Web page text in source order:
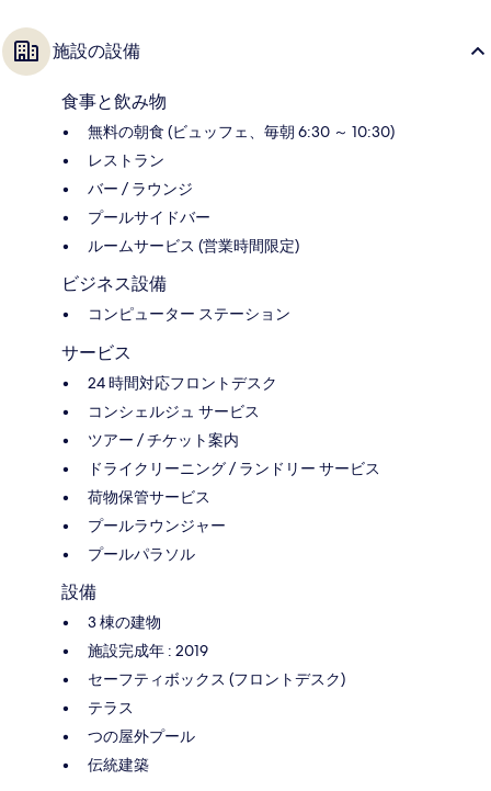
施設の設備
食事と飲み物
無料の朝食 (ビュッフェ、毎朝 6:30 ～ 10:30)
レストラン
バー / ラウンジ
プールサイドバー
ルームサービス (営業時間限定)
ビジネス設備
コンピューター ステーション
サービス
24 時間対応フロントデスク
コンシェルジュ サービス
ツアー / チケット案内
ドライクリーニング / ランドリー サービス
荷物保管サービス
プールラウンジャー
プールパラソル
設備
3 棟の建物
施設完成年 : 2019
セーフティボックス (フロントデスク)
テラス
つの屋外プール
伝統建築